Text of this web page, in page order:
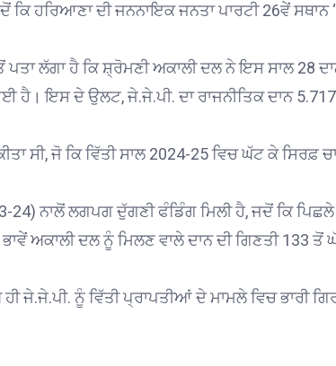
ਕਿ ਹਰਿਆਣਾ ਦੀ ਜਨਨਾਇਕ ਜਨਤਾ ਪਾਰਟੀ 26ਵੇਂ ਸਥਾਨ
ਲੱਗਾ ਹੈ ਕਿ ਸ਼੍ਰੋਮਣੀ ਅਕਾਲੀ ਦਲ ਨੇ ਇਸ ਸਾਲ 28
ਹੈ। ਇਸ ਦੇ ਉਲਟ, ਜੇ.ਜੇ.ਪੀ. ਦਾ ਰਾਜਨੀਤਿਕ ਦਾਨ 5.717
ਸੀ, ਜੋ ਕਿ ਵਿੱਤੀ ਸਾਲ 2024-25 ਵਿਚ ਘੱਟ ਕੇ ਸਿਰਫ਼
24) ਨਾਲੋਂ ਲਗਪਗ ਦੁੱਗਣੀ ਫੰਡਿੰਗ ਮਿਲੀ ਹੈ, ਜਦੋਂ ਕਿ
ਅਕਾਲੀ ਦਲ ਨੂੰ ਮਿਲਣ ਵਾਲੇ ਦਾਨ ਦੀ ਗਿਣਤੀ 133 ਤੋਂ
ਨੂੰ ਵਿੱਤੀ ਪ੍ਰਾਪਤੀਆਂ ਦੇ ਮਾਮਲੇ ਵਿਚ ਭਾਰੀ